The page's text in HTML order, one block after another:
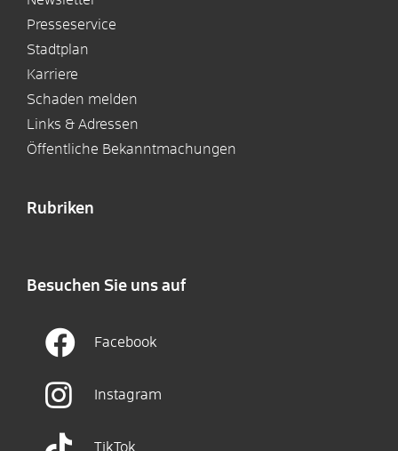
Presseservice
Stadtplan
Karriere
Schaden melden
Links & Adressen
Öffentliche Bekanntmachungen
Rubriken
Besuchen Sie uns auf
Facebook
Instagram
TikTok